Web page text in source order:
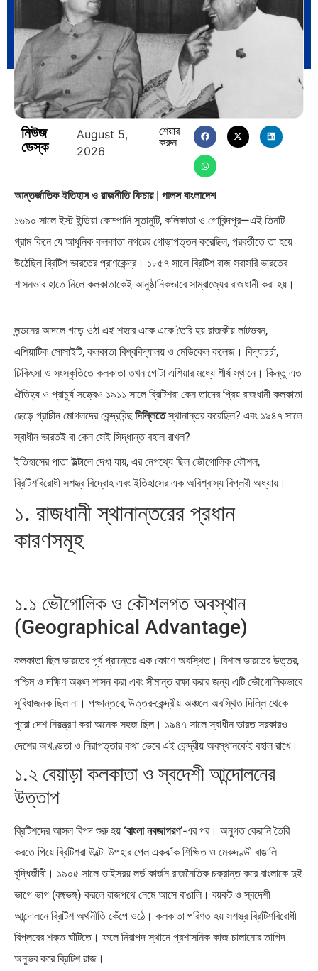
পৃথিবীতে বর্তমানে মোট দেশের সংখ্যা…
এশিয়ান সেঞ্চুরির দ্বৈরথ: চীন-ভারতের
বৈশ্বিক…
নিউজ
ডেস্ক
August 5,
2026
শেয়ার
করুন
আন্তর্জাতিক ইতিহাস ও রাজনীতি ফিচার | পালস বাংলাদেশ
১৬৯০ সালে ইস্ট ইন্ডিয়া কোম্পানি সুতানুটি, কলিকাতা ও গোবিন্দপুর—এই তিনটি
গ্রাম কিনে যে আধুনিক কলকাতা নগরের গোড়াপত্তন করেছিল, পরবর্তীতে তা হয়ে
উঠেছিল ব্রিটিশ ভারতের প্রাণকেন্দ্র। ১৮৫৭ সালে ব্রিটিশ রাজ সরাসরি ভারতের
শাসনভার হাতে নিলে কলকাতাকেই আনুষ্ঠানিকভাবে সাম্রাজ্যের রাজধানী করা হয়।
লন্ডনের আদলে গড়ে ওঠা এই শহরে একে একে তৈরি হয় রাজকীয় লাটভবন,
এশিয়াটিক সোসাইটি, কলকাতা বিশ্ববিদ্যালয় ও মেডিকেল কলেজ। বিদ্যাচর্চা,
চিকিৎসা ও সংস্কৃতিতে কলকাতা তখন গোটা এশিয়ার মধ্যে শীর্ষ স্থানে। কিন্তু এত
ঐতিহ্য ও প্রাচুর্য সত্ত্বেও ১৯১১ সালে ব্রিটিশরা কেন তাদের প্রিয় রাজধানী কলকাতা
ছেড়ে প্রাচীন মোগলদের কেন্দ্রবিন্দুদিল্লিতেস্থানান্তর করেছিল? এবং ১৯৪৭ সালে
স্বাধীন ভারতই বা কেন সেই সিদ্ধান্ত বহাল রাখল?
ইতিহাসের পাতা উল্টালে দেখা যায়, এর নেপথ্যে ছিল ভৌগোলিক কৌশল,
ব্রিটিশবিরোধী সশস্ত্র বিদ্রোহ এবং ইতিহাসের এক অবিশ্বাস্য বিপ্লবী অধ্যায়।
১. রাজধানী স্থানান্তরের প্রধান
কারণসমূহ
১.১ ভৌগোলিক ও কৌশলগত অবস্থান
(Geographical Advantage)
কলকাতা ছিল ভারতের পূর্ব প্রান্তের এক কোণে অবস্থিত। বিশাল ভারতের উত্তর,
পশ্চিম ও দক্ষিণ অঞ্চল শাসন করা এবং সীমান্ত রক্ষা করার জন্য এটি ভৌগোলিকভাবে
সুবিধাজনক ছিল না। পক্ষান্তরে, উত্তর-কেন্দ্রীয় অঞ্চলে অবস্থিত দিল্লি থেকে
পুরো দেশ নিয়ন্ত্রণ করা অনেক সহজ ছিল। ১৯৪৭ সালে স্বাধীন ভারত সরকারও
দেশের অখণ্ডতা ও নিরাপত্তার কথা ভেবে এই কেন্দ্রীয় অবস্থানকেই বহাল রাখে।
১.২ বেয়াড়া কলকাতা ও স্বদেশী আন্দোলনের
উত্তাপ
ব্রিটিশদের আসল বিপদ শুরু হয় ‘বাংলা নবজাগরণ’-এর পর। অনুগত কেরানি তৈরি
করতে গিয়ে ব্রিটিশরা উল্টো উপহার পেল একঝাঁক শিক্ষিত ও মেরুদণ্ডী বাঙালি
বুদ্ধিজীবী। ১৯০৫ সালে ভাইসরয় লর্ড কার্জন রাজনৈতিক চক্রান্ত করে বাংলাকে দুই
ভাগে ভাগ (বঙ্গভঙ্গ) করলে রাজপথে নেমে আসে বাঙালি। বয়কট ও স্বদেশী
আন্দোলনে ব্রিটিশ অর্থনীতি কেঁপে ওঠে। কলকাতা পরিণত হয় সশস্ত্র ব্রিটিশবিরোধী
বিপ্লবের শক্ত ঘাঁটিতে। ফলে নিরাপদ স্থানে প্রশাসনিক কাজ চালানোর তাগিদ
অনুভব করে ব্রিটিশ রাজ।